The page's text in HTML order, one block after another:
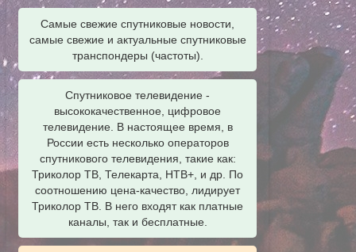
Самые свежие спутниковые новости,
самые свежие и актуальные спутниковые
транспондеры (частоты).
Спутниковое телевидение -
высококачественное, цифровое
телевидение. В настоящее время, в
России есть несколько операторов
спутникового телевидения, такие как:
Триколор ТВ, Телекарта, НТВ+, и др. По
соотношению цена-качество, лидирует
Триколор ТВ. В него входят как платные
каналы, так и бесплатные.